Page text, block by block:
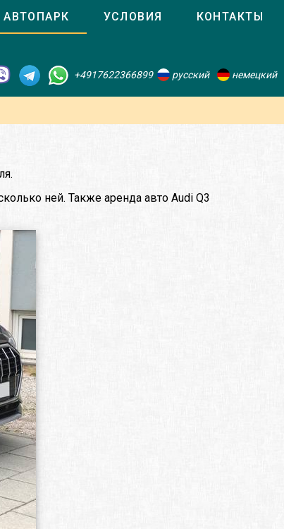
АВТОПАРК УСЛОВИЯ КОНТАКТЫ
+4917622366899 русский немецкий
ней. Также аренда авто Audi Q3